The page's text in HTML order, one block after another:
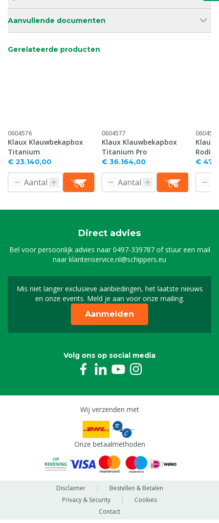
Aanvullende documenten
Gerelateerde producten
0604576
Klaux Klauwbekapbox
Titanium
€ 23.140,00
0604577
Klaux Klauwbekapbox
Titanium Pro
€ 36.164,00
0604578
Klaux
€
Direct advies
Bel voor persoonlijk advies naar0497-339787of stuur een mail
naarklantenservice.nl@schippers.eu
Mis niet langer exclusieve aanbiedingen, het laatste nieuws
en onze events. Meld je aan voor onze mailing.
Schrijf je in voor onze
Aanmelden
Volg ons op social media
Wij verzenden met
Onze betaalmethoden
Disclaimer
Bestellen & Betalen
Privacy & Security
Cookies
Contact